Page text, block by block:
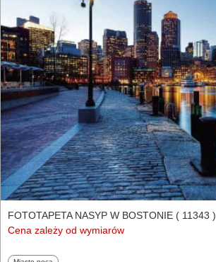
FOTOTAPETA NASYP W BOSTONIE ( 11343 )
Cena zależy od wymiarów